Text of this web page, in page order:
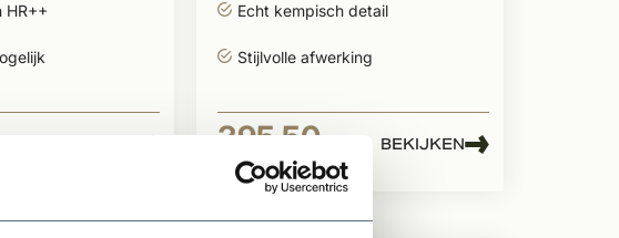
HR++
Echt kempisch detail
Stijlvolle afwerking
395,50
Per stuk
BEKIJKEN